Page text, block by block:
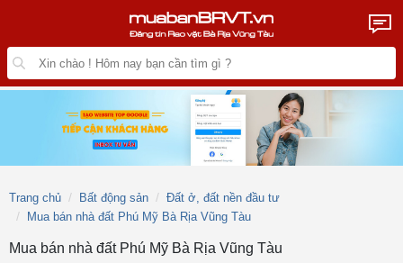
Trang chủ Bất động sản
Đất ở, đất nền đầu tư
Mua bán nhà đất Phú Mỹ Bà Rịa Vũng Tàu
Mua bán nhà đất Phú Mỹ Bà Rịa Vũng Tàu